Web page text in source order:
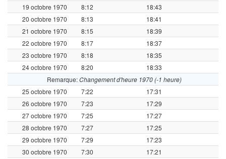
19 octobre 1970
8:12
18:43
20 octobre 1970
8:13
18:41
21 octobre 1970
8:15
18:39
22 octobre 1970
8:17
18:37
23 octobre 1970
8:18
18:35
24 octobre 1970
8:20
18:33
Remarque:Changement d'heure 1970 (-1 heure)
25 octobre 1970
7:22
17:31
26 octobre 1970
7:23
17:29
27 octobre 1970
7:25
17:27
28 octobre 1970
7:27
17:25
29 octobre 1970
7:29
17:23
30 octobre 1970
7:30
17:21